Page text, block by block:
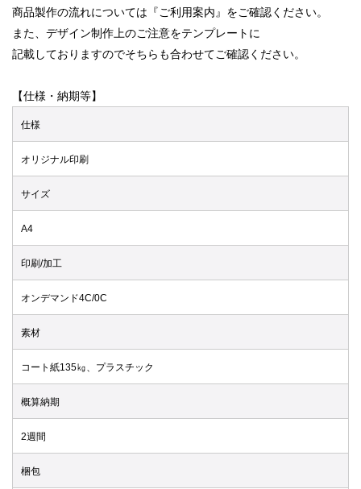
商品製作の流れについては『ご利用案内』をご確認ください。
また、デザイン制作上のご注意をテンプレートに
記載しておりますのでそちらも合わせてご確認ください。
【仕様・納期等】
仕様
オリジナル印刷
サイズ
A4
印刷/加工
オンデマンド4C/0C
素材
コート紙135㎏、プラスチック
概算納期
2週間
梱包